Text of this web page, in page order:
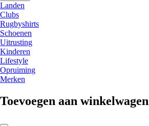
Landen
Clubs
Rugbyshirts
Schoenen
Uitrusting
Kinderen
Lifestyle
Opruiming
Merken
Toevoegen aan